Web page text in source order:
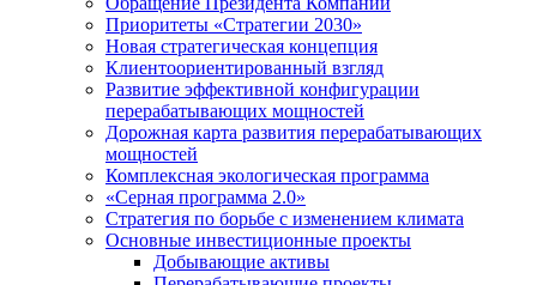
Приоритеты «Стратегии 2030»
Новая стратегическая концепция
Клиентоориентированный взгляд
Развитие эффективной конфигурации
перерабатывающих мощностей
Дорожная карта развития перерабатывающих
мощностей
Комплексная экологическая программа
«Серная программа 2.0»
Стратегия по борьбе с изменением климата
Основные инвестиционные проекты
Добывающие активы